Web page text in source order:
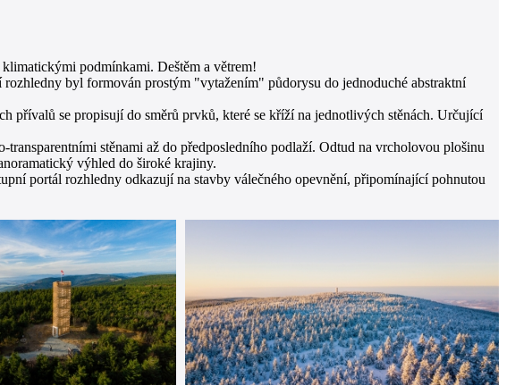
podmínkami. Deštěm a větrem!
byl formován prostým "vytažením" půdorysu do jednoduché abstraktní
přívalů se propisují do směrů prvků, které se kříží na jednotlivých stěnách. Určující
stěnami až do předposledního podlaží. Odtud na vrcholovou plošinu
výhled do široké krajiny.
portál rozhledny odkazují na stavby válečného opevnění, připomínající pohnutou